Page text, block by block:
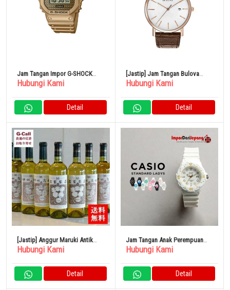
Jam Tangan Impor G-SHOCK
DWE-5600HG-1JR Premium
Hubungi Kami
Detail
[Jastip] Jam Tangan Bulova
Watch BULOVA 98H51
Hubungi Kami
Detail
[Jastip] Anggur Maruki Antik
Koshu Kokyoku 1976 720Ml
Hubungi Kami
Detail
Jam Tangan Anak Perempuan
Casio Sports
Hubungi Kami
Detail